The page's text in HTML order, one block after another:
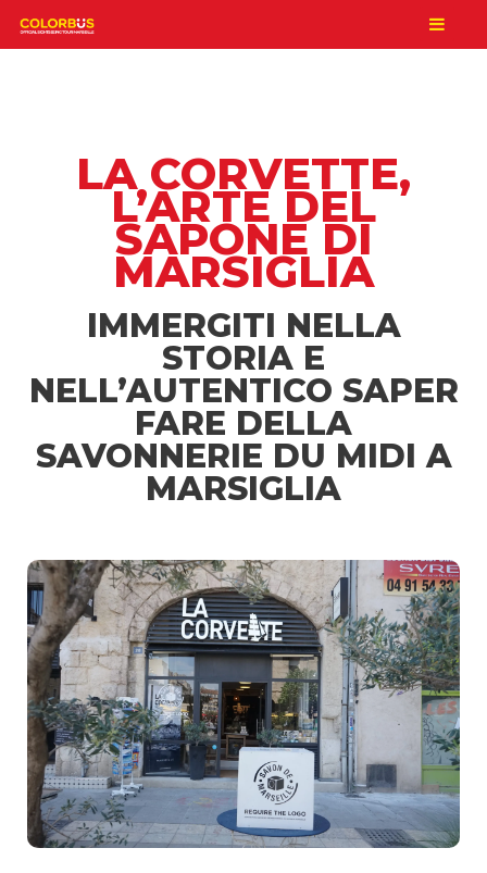
LA CORVETTE,
L’ARTE DEL
SAPONE DI
MARSIGLIA
IMMERGITI NELLA
STORIA E
NELL’AUTENTICO SAPER
FARE DELLA
SAVONNERIE DU MIDI A
MARSIGLIA